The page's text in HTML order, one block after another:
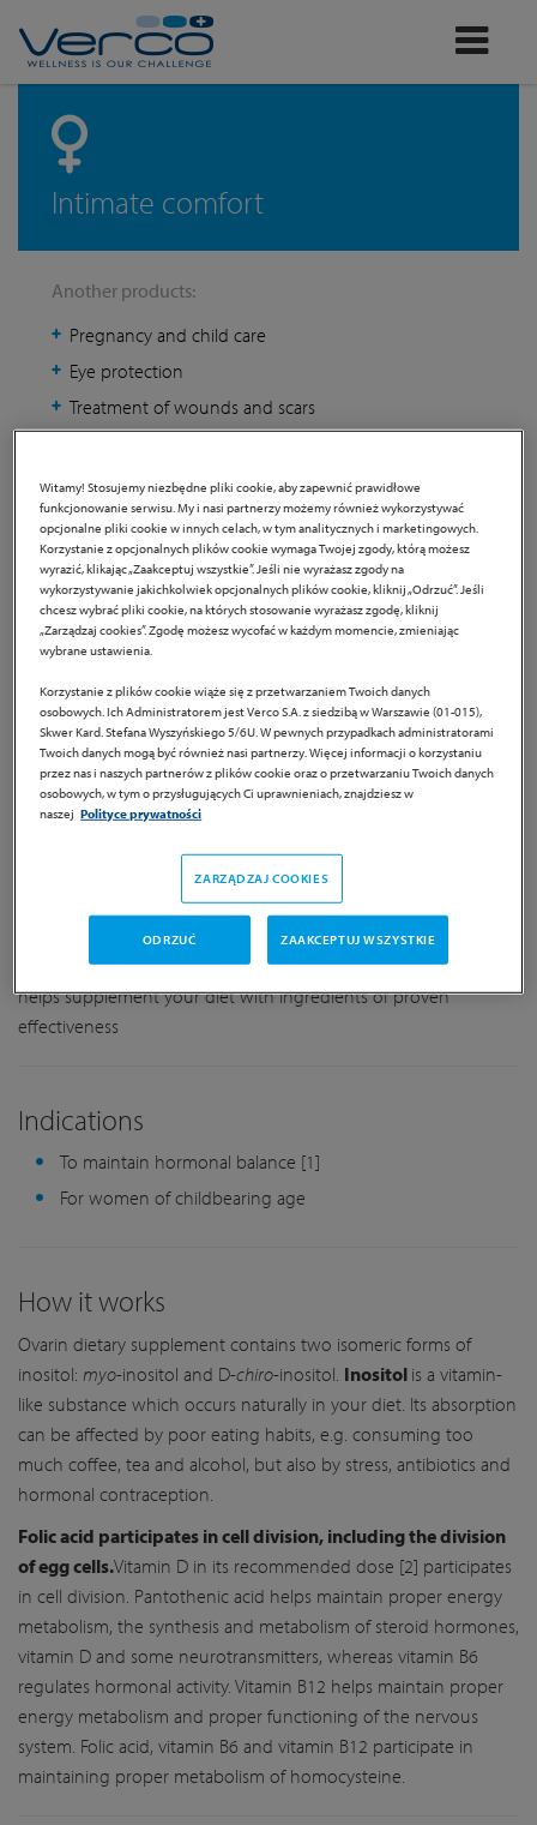
Intimate comfort
Another products:
Pregnancy and child care
Eye protection
Treatment of wounds and scars
OVARIN
dietary supplement
Product information
carefully chosen nutrients which help maintain hormonal
balance [1], in quantities adjusted to the needs of women of
childbearing age.
Thanks to inositol, folic acid, vitamin D and B vitamins, Ovarin
helps supplement your diet with ingredients of proven
effectiveness
Indications
To maintain hormonal balance [1]
For women of childbearing age
How it works
Ovarin dietary supplement contains two isomeric forms of
inositol: myo-inositol and D-chiro-inositol. Inositol is a vitamin-
like substance which occurs naturally in your diet. Its absorption
can be affected by poor eating habits, e.g. consuming too
much coffee, tea and alcohol, but also by stress, antibiotics and
hormonal contraception.
Folic acid participates in cell division, including the division
of egg cells.Vitamin D in its recommended dose [2] participates
in cell division. Pantothenic acid helps maintain proper energy
metabolism, the synthesis and metabolism of steroid hormones,
vitamin D and some neurotransmitters, whereas vitamin B6
regulates hormonal activity. Vitamin B12 helps maintain proper
energy metabolism and proper functioning of the nervous
system. Folic acid, vitamin B6 and vitamin B12 participate in
maintaining proper metabolism of homocysteine.
Witamy! Stosujemy niezbędne pliki cookie, aby zapewnić prawidłowe
funkcjonowanie serwisu. My i nasi partnerzy możemy również wykorzystywać
opcjonalne pliki cookie w innych celach, w tym analitycznych i marketingowych.
Korzystanie z opcjonalnych plików cookie wymaga Twojej zgody, którą możesz
wyrazić, klikając „Zaakceptuj wszystkie”. Jeśli nie wyrażasz zgody na
wykorzystywanie jakichkolwiek opcjonalnych plików cookie, kliknij „Odrzuć”. Jeśli
chcesz wybrać pliki cookie, na których stosowanie wyrażasz zgodę, kliknij
„Zarządzaj cookies”. Zgodę możesz wycofać w każdym momencie, zmieniając
wybrane ustawienia.
Korzystanie z plików cookie wiąże się z przetwarzaniem Twoich danych
osobowych. Ich Administratorem jest Verco S.A. z siedzibą w Warszawie (01-015),
Skwer Kard. Stefana Wyszyńskiego 5/6U. W pewnych przypadkach administratorami
Twoich danych mogą być również nasi partnerzy. Więcej informacji o korzystaniu
przez nas i naszych partnerów z plików cookie oraz o przetwarzaniu Twoich danych
osobowych, w tym o przysługujących Ci uprawnieniach, znajdziesz w
naszej Polityce prywatności
ZARZĄDZAJ COOKIES
ODRZUĆ ZAAKCEPTUJ WSZYSTKIE